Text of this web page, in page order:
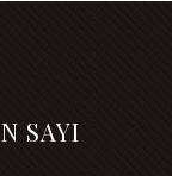
SAYI